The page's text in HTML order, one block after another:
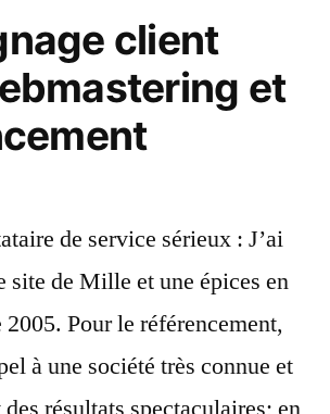
client
et
de service sérieux : J’ai
site de Mille et une épices en
2005. Pour le référencement,
à une société très connue et